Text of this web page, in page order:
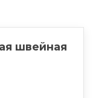
швейная